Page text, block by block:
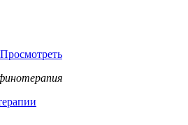
Просмотреть